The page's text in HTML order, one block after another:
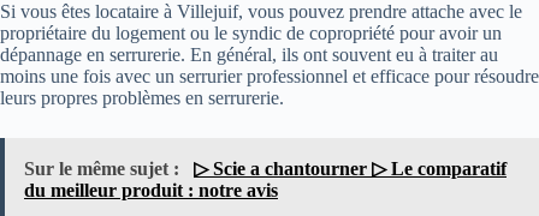
Si vous êtes locataire à Villejuif, vous pouvez prendre attache avec le
propriétaire du logement ou le syndic de copropriété pour avoir un
dépannage en serrurerie. En général, ils ont souvent eu à traiter au
moins une fois avec un serrurier professionnel et efficace pour résoudre
leurs propres problèmes en serrurerie.
Sur le même sujet :
▷ Scie a chantourner ▷ Le comparatif
du meilleur produit : notre avis